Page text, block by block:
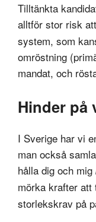
Tilltänkta
alltför stor risk
system, som
omröstning
mandat, och
Hinder på
I Sverige har vi
man också
hålla dig och mig
mörka krafter
storlekskrav på